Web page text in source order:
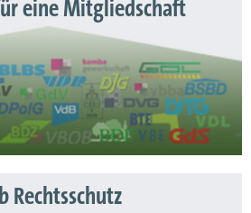
eine Mitgliedschaft
Rechtsschutz